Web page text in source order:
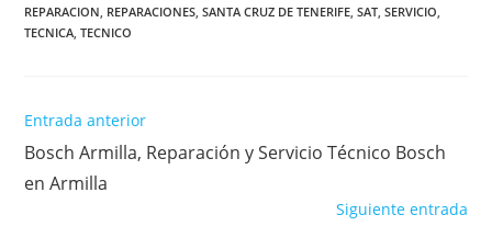
REPARACION, REPARACIONES, SANTA CRUZ DE TENERIFE, SAT, SERVICIO,
TECNICA, TECNICO
Leer
artículos
Entrada anterior
Bosch Armilla, Reparación y Servicio Técnico Bosch
en Armilla
Siguiente entrada